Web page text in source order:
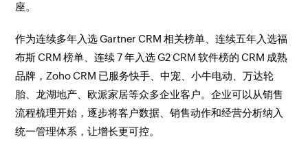
座。
作为连续多年入选 Gartner CRM 相关榜单、连续五年入选福
布斯 CRM 榜单、连续 7 年入选 G2 CRM 软件榜的 CRM 成熟
品牌，Zoho CRM 已服务快手、中宠、小牛电动、万达轮
胎、龙湖地产、欧派家居等众多企业客户。企业可以从销售
流程梳理开始，逐步将客户数据、销售动作和经营分析纳入
统一管理体系，让增长更可控。